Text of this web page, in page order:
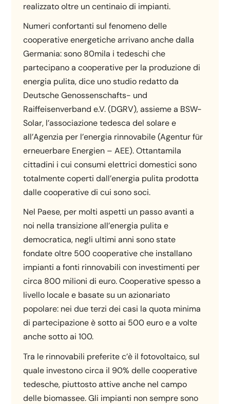
realizzato oltre un centinaio di impianti.
Numeri confortanti sul fenomeno delle
cooperative energetiche arrivano anche dalla
Germania: sono 80mila i tedeschi che
partecipano a cooperative per la produzione di
energia pulita, dice uno studio redatto da
Deutsche Genossenschafts- und
Raiffeisenverband e.V. (DGRV), assieme a BSW-
Solar, l’associazione tedesca del solare e
all’Agenzia per l’energia rinnovabile (Agentur für
erneuerbare Energien – AEE). Ottantamila
cittadini i cui consumi elettrici domestici sono
totalmente coperti dall’energia pulita prodotta
dalle cooperative di cui sono soci.
Nel Paese, per molti aspetti un passo avanti a
noi nella transizione all’energia pulita e
democratica, negli ultimi anni sono state
fondate oltre 500 cooperative che installano
impianti a fonti rinnovabili con investimenti per
circa 800 milioni di euro. Cooperative spesso a
livello locale e basate su un azionariato
popolare: nei due terzi dei casi la quota minima
di partecipazione è sotto ai 500 euro e a volte
anche sotto ai 100.
Tra le rinnovabili preferite c’è il fotovoltaico, sul
quale investono circa il 90% delle cooperative
tedesche, piuttosto attive anche nel campo
delle biomassee. Gli impianti non sempre sono